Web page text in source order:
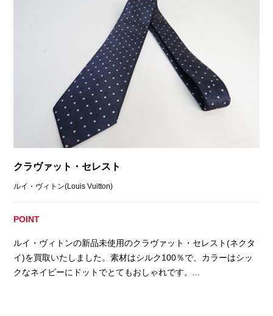
クラヴァット・セレスト
ルイ・ヴィトン(Louis Vuitton)
POINT
ルイ・ヴィトンの新品未使用のクラヴァット・セレスト(ネクタ
イ)を買取いたしました。素材はシルク100％で、カラーはシッ
クなネイビーにドットでとてもおしゃれです。...